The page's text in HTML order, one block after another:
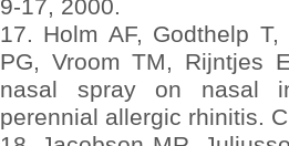
9-17, 2000.
17. Holm AF, Godthelp
PG, Vroom TM, Rijntjes
nasal spray on nasal
perennial allergic rhinitis.